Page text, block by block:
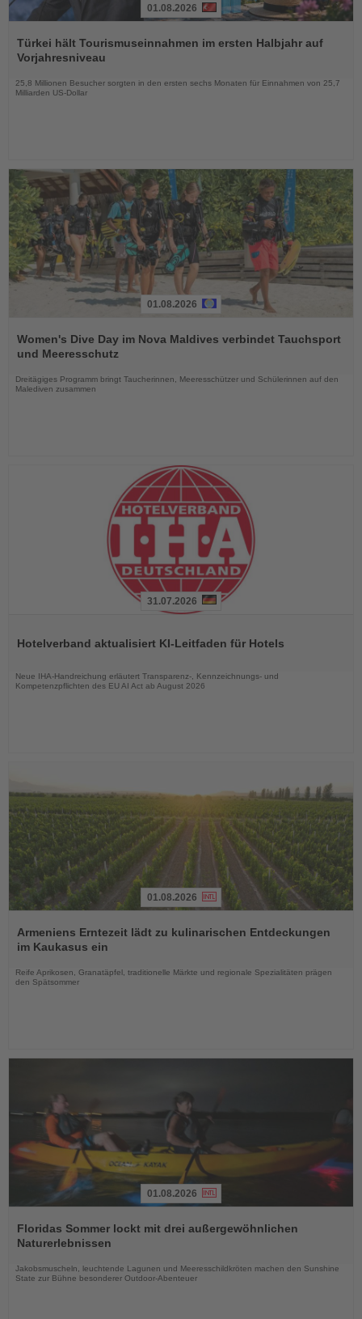
Sie
die
Nachrichten
01.08.2026
Türkei hält Tourismuseinnahmen im ersten Halbjahr auf
Vorjahresniveau
25,8 Millionen Besucher sorgten in den ersten sechs Monaten für Einnahmen von 25,7
Milliarden US-Dollar
Sie
die
01.08.2026
Women's Dive Day im Nova Maldives verbindet Tauchsport
und Meeresschutz
Dreitägiges Programm bringt Taucherinnen, Meeresschützer und Schülerinnen auf den
Malediven zusammen
die
31.07.2026
Hotelverband aktualisiert KI-Leitfaden für Hotels
Neue IHA-Handreichung erläutert Transparenz-, Kennzeichnungs- und
Kompetenzpflichten des EU AI Act ab August 2026
Sie
die
01.08.2026
Armeniens Erntezeit lädt zu kulinarischen Entdeckungen
im Kaukasus ein
Reife Aprikosen, Granatäpfel, traditionelle Märkte und regionale Spezialitäten prägen
den Spätsommer
Sie
die
01.08.2026
Floridas Sommer lockt mit drei außergewöhnlichen
Naturerlebnissen
Jakobsmuscheln, leuchtende Lagunen und Meeresschildkröten machen den Sunshine
State zur Bühne besonderer Outdoor-Abenteuer